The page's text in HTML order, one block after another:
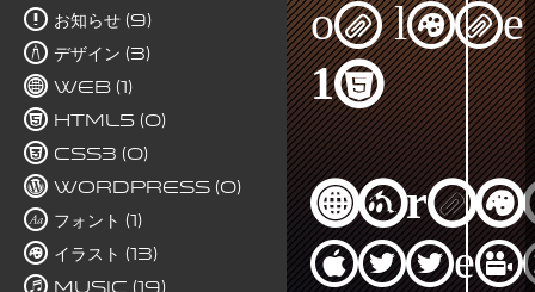
お知らせ (9)
デザイン (3)
Web (1)
HTML5 (0)
CSS3 (0)
WordPress (0)
フォント (1)
イラスト (13)
on line
15